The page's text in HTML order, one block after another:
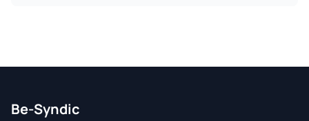
Be-Syndic